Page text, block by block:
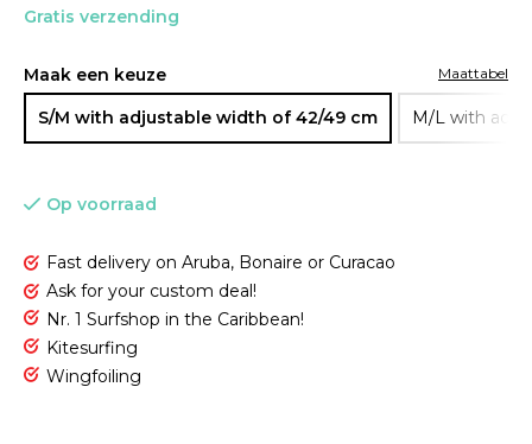
Gratis verzending
Maak een keuze
S/M with adjustable width of 42/49 cm
M/L with
Maattabel
Op voorraad
Fast delivery on Aruba, Bonaire or Curacao
Ask for your custom deal!
Nr. 1 Surfshop in the Caribbean!
Kitesurfing
Wingfoiling